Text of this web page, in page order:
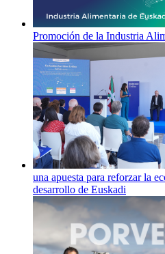
Promoción de la Industria
una apuesta para reforzar la
desarrollo de Euskadi